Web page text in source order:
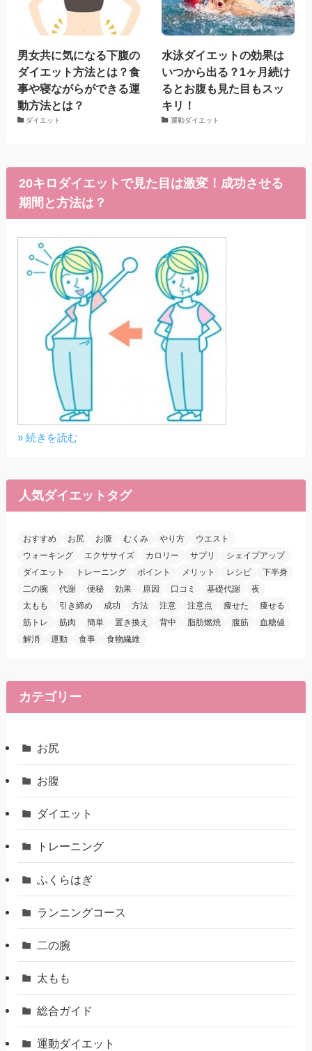
男女共に気になる下腹の
ダイエット方法とは？食
事や寝ながらができる運
動方法とは？
ダイエット
水泳ダイエットの効果は
いつから出る？1ヶ月続け
るとお腹も見た目もスッ
キリ！
運動ダイエット
20キロダイエットで見た目は激変！成功させる
期間と方法は？
» 続きを読む
人気ダイエットタグ
おすすめ お尻 お腹 むくみ やり方
ウエスト
ウォーキング
エクササイズ カロリー サプリ
シェイプアップ
ダイエット
トレーニング ポイント メリット レシピ
下半身
二の腕
代謝 便秘 効果 原因 口コミ 基礎代謝
夜
太もも
引き締め 成功 方法 注意 注意点 痩せた
痩せる
筋トレ
筋肉 簡単 置き換え 背中 脂肪燃焼 腹筋
血糖値
解消
運動 食事 食物繊維
カテゴリー
お尻
お腹
ダイエット
トレーニング
ふくらはぎ
ランニングコース
二の腕
太もも
総合ガイド
運動ダイエット